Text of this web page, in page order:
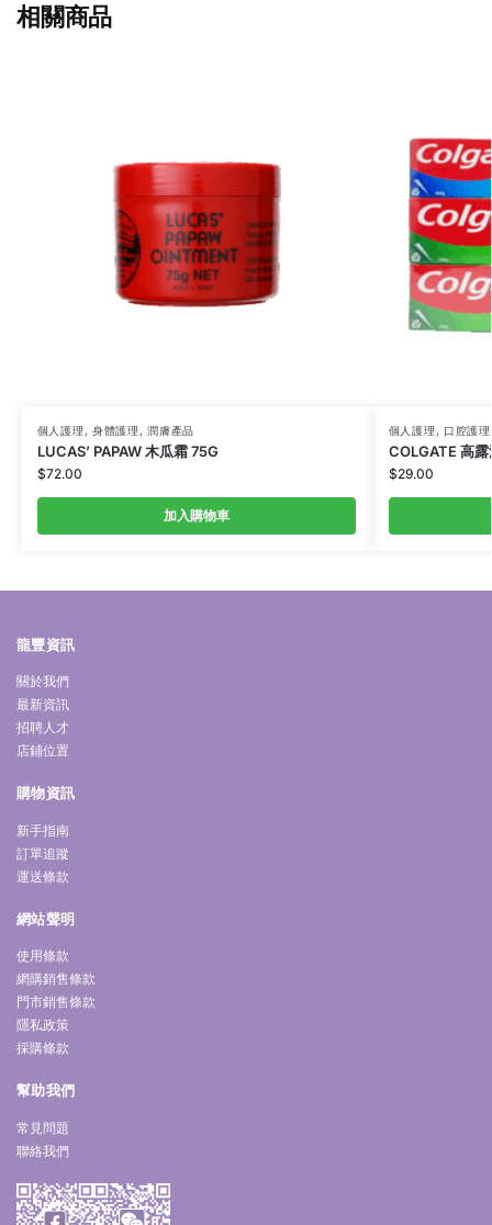
相關商品
個人護理 , 身體護理 ,潤膚產品
LUCAS’ PAPAW 木瓜霜 75G
$72.00
加入購物車
個人護理 , 口腔護理
COLGATE 高
$29.00
龍豐資訊
關於我們
最新資訊
招聘人才
店鋪位置
購物資訊
新手指南
訂單追蹤
運送條款
網站聲明
使用條款
網購銷售條款
門市銷售條款
隱私政策
採購條款
幫助我們
常見問題
聯絡我們